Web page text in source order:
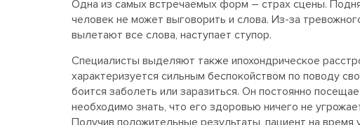
Одна из самых встречаемых форм – страх сцены.
человек не может выговорить и слова. Из-за
вылетают все слова, наступает ступор.
Специалисты выделяют также ипохондрическое
характеризуется сильным беспокойством по поводу
боится заболеть или заразиться. Он постоянно
необходимо знать, что его здоровью ничего не